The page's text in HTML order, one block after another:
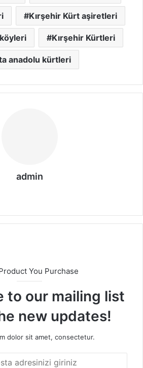
Kırşehir Kürt aşiretleri
Kırşehir Kürtleri
anadolu kürtleri
admin
sit
You Purchase
to our mailing list
new updates!
dolor sit amet, consectetur.